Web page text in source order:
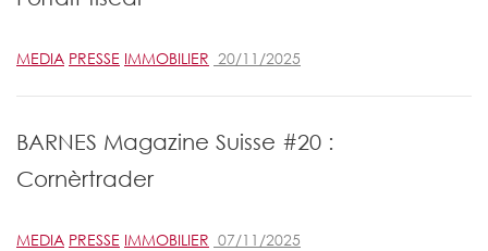
MEDIA PRESSE IMMOBILIER 20/11/2025
BARNES Magazine Suisse #20 :
Cornèrtrader
MEDIA PRESSE IMMOBILIER 07/11/2025